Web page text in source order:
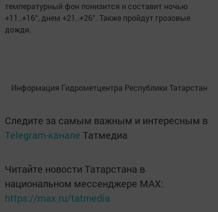
температурный фон понизится и составит ночью
+11..+16°, днем +21..+26°. Также пройдут грозовые
дожди.
Информация Гидрометцентра Республики Татарстан
Следите за самым важным и интересным в
Telegram-канале Татмедиа
Читайте новости Татарстана в
национальном мессенджере MАХ:
https://max.ru/tatmedia